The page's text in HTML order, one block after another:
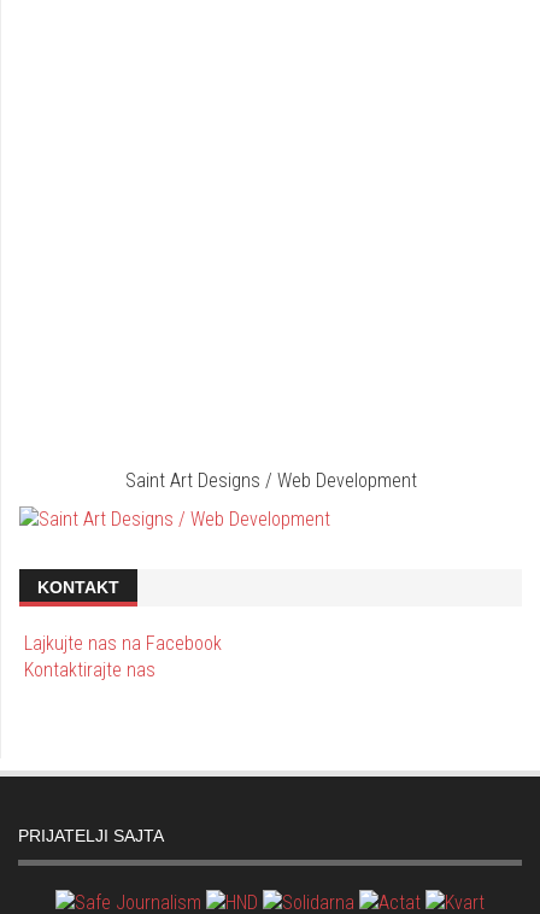
Saint Art Designs / Web Development
KONTAKT
Lajkujte nas na Facebook
Kontaktirajte nas
PRIJATELJI SAJTA